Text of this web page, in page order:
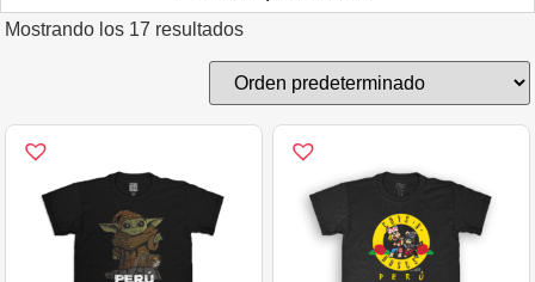
Mostrando los 17 resultados